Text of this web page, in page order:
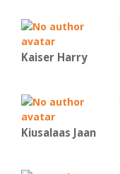
Kaiser Harry
Kiusalaas Jaan